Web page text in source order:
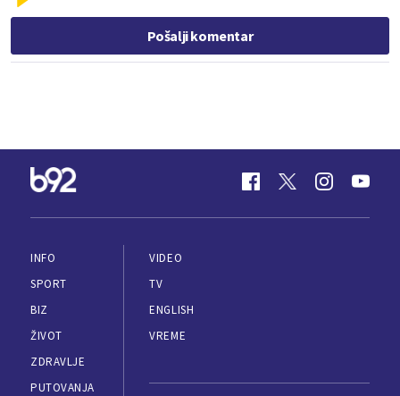
Pošalji komentar
INFO
SPORT
BIZ
ŽIVOT
ZDRAVLJE
PUTOVANJA
VIDEO
TV
ENGLISH
VREME